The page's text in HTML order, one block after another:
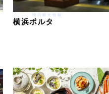
横浜ポルタ